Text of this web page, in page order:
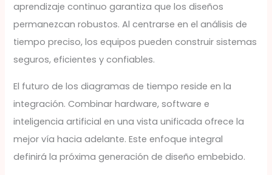
aprendizaje continuo garantiza que los diseños
permanezcan robustos. Al centrarse en el análisis de
tiempo preciso, los equipos pueden construir sistemas
seguros, eficientes y confiables.
El futuro de los diagramas de tiempo reside en la
integración. Combinar hardware, software e
inteligencia artificial en una vista unificada ofrece la
mejor vía hacia adelante. Este enfoque integral
definirá la próxima generación de diseño embebido.